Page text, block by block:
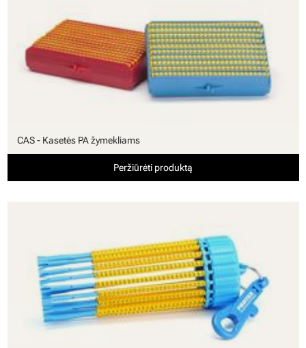
CAS - Kasetės PA žymekliams
Peržiūrėti produktą